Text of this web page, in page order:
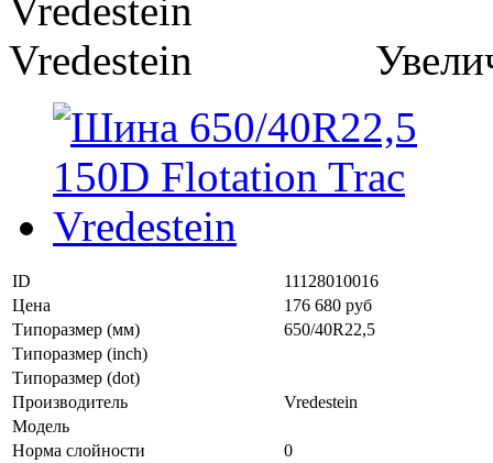
ID
11128010016
Цена
176 680 руб
Типоразмер (мм)
650/40R22,5
Типоразмер (inch)
Типоразмер (dot)
Производитель
Vredestein
Модель
Норма слойности
0